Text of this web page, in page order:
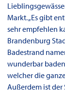
Markt. „Es gibt
sehr empfehlen
Brandenburg
Badestrand
wunderbar
welcher die
Außerdem ist